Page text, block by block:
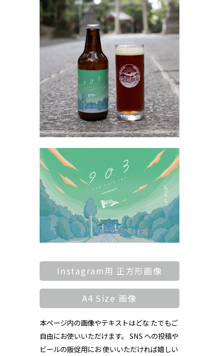
Instagram用 正方形画像
A4 Size 画像
本ページ内の画像やテキストはどな たでもご
自由にお使いいただけます。 SNS への投稿や
ビールの販促用にお 使いいただければ嬉しい